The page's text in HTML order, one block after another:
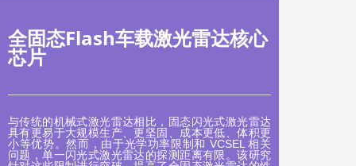
全固态Flash车载激光雷达核心
芯片
与传统的机械式激光雷达相比，固态闪光式激光雷达
具有更易于大规模生产、更坚固、成本更低、体积更
小等优势。然而，由于光学功率限制和 VCSEL 相关
问题，单一闪光式激光雷达的探测距离有限。该研究